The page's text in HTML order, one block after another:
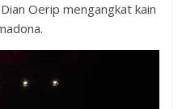
Oerip mengangkat kain